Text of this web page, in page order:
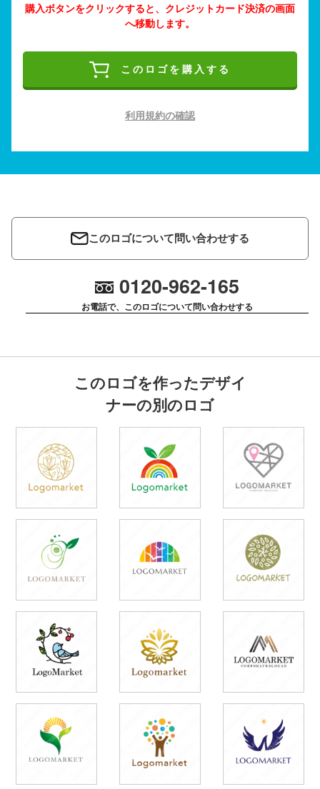
購入ボタンをクリックすると、クレジットカード決済の画面
へ移動します。
このロゴを購入する
利用規約の確認
このロゴについて問い合わせする
0120-962-165
お電話で、このロゴについて問い合わせする
このロゴを作ったデザイ
ナーの別のロゴ